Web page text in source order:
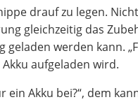
drauf zu legen.
gleichzeitig das
werden kann.
aufgeladen wird.
Akku bei?“, dem